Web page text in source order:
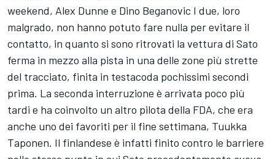
weekend, Alex Dunne e Dino Beganovic I due, loro
malgrado, non hanno potuto fare nulla per evitare il
contatto, in quanto si sono ritrovati la vettura di Sato
ferma in mezzo alla pista in una delle zone più strette
del tracciato, finita in testacoda pochissimi secondi
prima. La seconda interruzione è arrivata poco più
tardi e ha coinvolto un altro pilota della FDA, che era
anche uno dei favoriti per il fine settimana, Tuukka
Taponen. Il finlandese è infatti finito contro le barriere